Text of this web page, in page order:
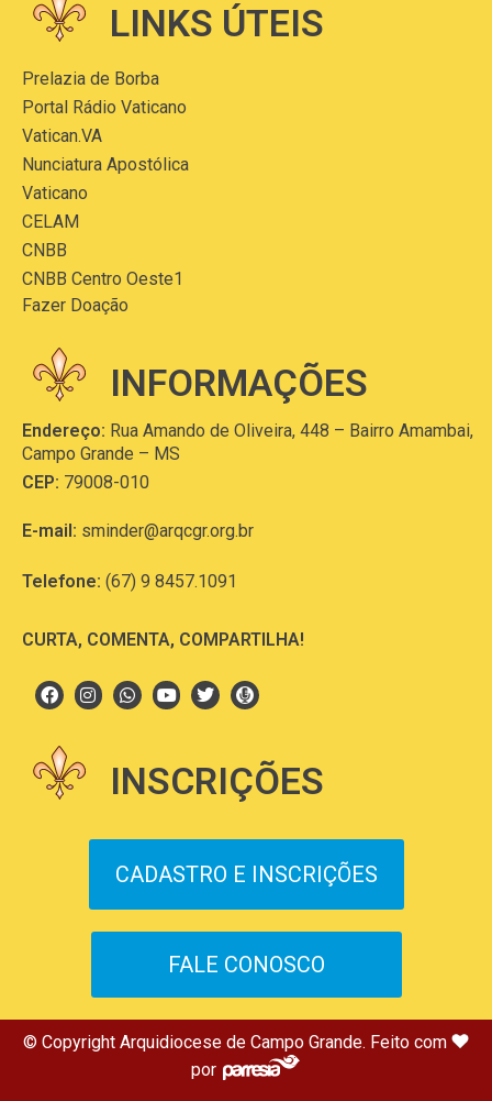
LINKS ÚTEIS
Prelazia de Borba
Portal Rádio Vaticano
Vatican.VA
Nunciatura Apostólica
Vaticano
CELAM
CNBB
CNBB Centro Oeste1
Fazer Doação
INFORMAÇÕES
Endereço: Rua Amando de Oliveira, 448 – Bairro Amambai,
Campo Grande – MS
CEP: 79008-010
E-mail: sminder@arqcgr.org.br
Telefone: (67) 9 8457.1091
CURTA, COMENTA, COMPARTILHA!
INSCRIÇÕES
CADASTRO E INSCRIÇÕES
FALE CONOSCO
© Copyright Arquidiocese de Campo Grande. Feito com
por